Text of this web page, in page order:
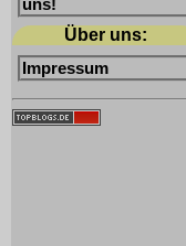
uns!
Über uns:
Impressum